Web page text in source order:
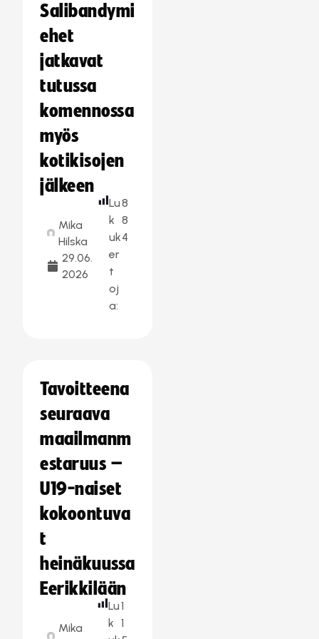
Salibandymi
ehet
jatkavat
tutussa
komennossa
myös
kotikisojen
jälkeen
Mika
Hilska
29.06.
2026
Lu
k
uk
er
t
oj
a:
8
8
4
Tavoitteena
seuraava
maailmanm
estaruus –
U19-naiset
kokoontuva
t
heinäkuussa
Eerikkilään
Mika
Lu
k
1
1